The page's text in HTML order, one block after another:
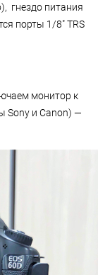
гнездо питания
порты 1/8" TRS
монитор к
Sony и Canon) —